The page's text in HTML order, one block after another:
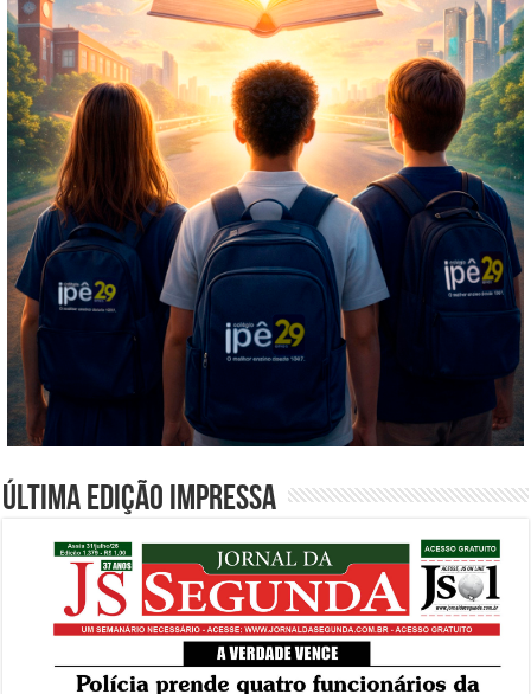
Última edição impressa